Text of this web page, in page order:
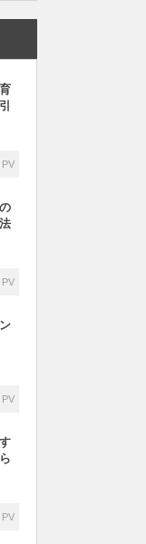
PV
PV
PV
PV